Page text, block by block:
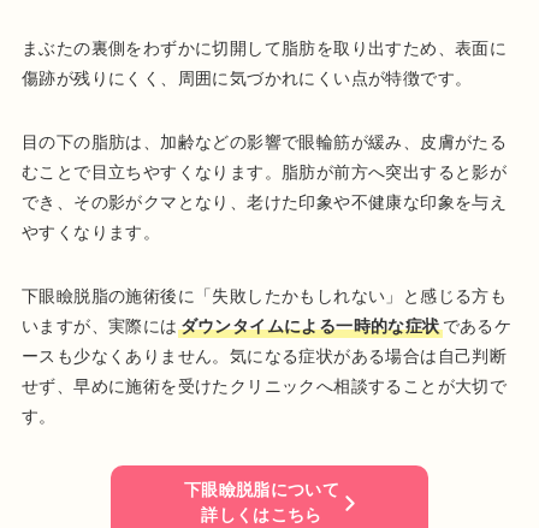
まぶたの裏側をわずかに切開して脂肪を取り出すため、表面に
傷跡が残りにくく、周囲に気づかれにくい点が特徴です。
目の下の脂肪は、加齢などの影響で眼輪筋が緩み、皮膚がたる
むことで目立ちやすくなります。脂肪が前方へ突出すると影が
でき、その影がクマとなり、老けた印象や不健康な印象を与え
やすくなります。
下眼瞼脱脂の施術後に「失敗したかもしれない」と感じる方も
いますが、実際には ダウンタイムによる一時的な症状であるケ
ースも少なくありません。気になる症状がある場合は自己判断
せず、早めに施術を受けたクリニックへ相談することが大切で
す。
下眼瞼脱脂について
詳しくはこちら